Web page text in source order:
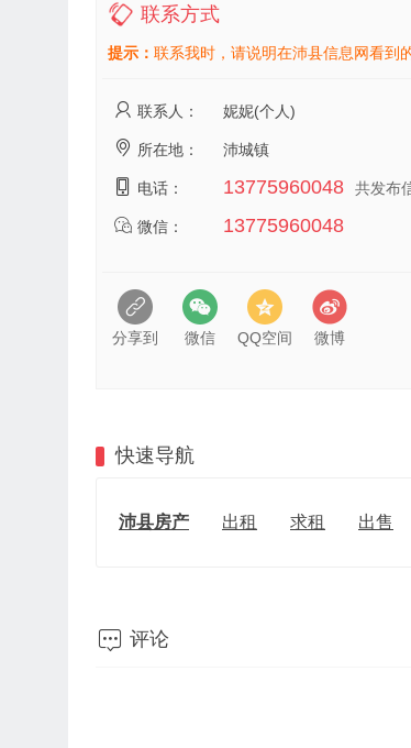
联系方式
提示： 联系我时，请说明在沛县信息网看到
联系人： 妮妮(个人)
所在地： 沛城镇
电话： 13775960048 共发布
微信： 13775960048
分享到 微信 QQ空间 微博
快速导航
沛县房产 出租 求租 出售
 评论